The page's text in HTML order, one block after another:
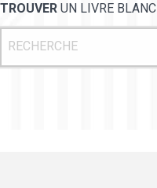
TROUVER UN LIVRE BLANC